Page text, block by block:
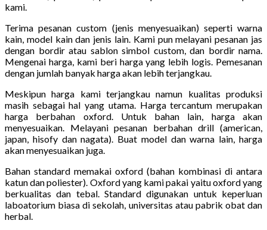
kami.
Terima pesanan custom (jenis menyesuaikan) seperti warna
kain, model kain dan jenis lain. Kami pun melayani pesanan jas
dengan bordir atau sablon simbol custom, dan bordir nama.
Mengenai harga, kami beri harga yang lebih logis. Pemesanan
dengan jumlah banyak harga akan lebih terjangkau.
Meskipun harga kami terjangkau namun kualitas produksi
masih sebagai hal yang utama. Harga tercantum merupakan
harga berbahan oxford. Untuk bahan lain, harga akan
menyesuaikan. Melayani pesanan berbahan drill (american,
japan, hisofy dan nagata). Buat model dan warna lain, harga
akan menyesuaikan juga.
Bahan standard memakai oxford (bahan kombinasi di antara
katun dan poliester). Oxford yang kami pakai yaitu oxford yang
berkualitas dan tebal. Standard digunakan untuk keperluan
laboatorium biasa di sekolah, universitas atau pabrik obat dan
herbal.